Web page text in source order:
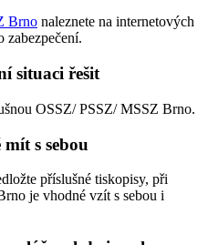
Brno naleznete na internetových
zabezpečení.
situaci řešit
OSSZ/ PSSZ/ MSSZ Brno.
s sebou
příslušné tiskopisy, při
je vhodné vzít s sebou i